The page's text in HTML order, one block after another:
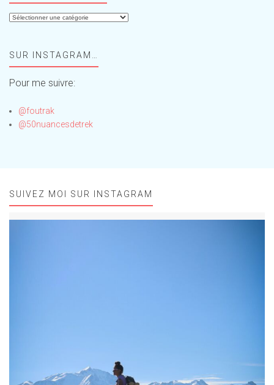
Aide-
!SUR INSTAGRAM…
Pour me suivre:
@foutrak
@50nuancesdetrek
SUIVEZ MOI SUR INSTAGRAM